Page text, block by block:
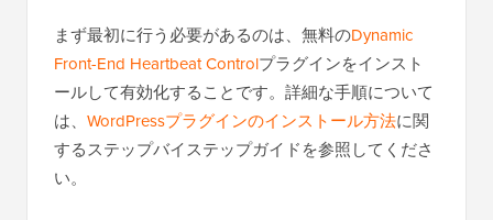
まず最初に行う必要があるのは、無料のDynamic
Front-End Heartbeat Controlプラグインをインスト
ールして有効化することです。詳細な手順について
は、 WordPressプラグインのインストール方法に関
するステップバイステップガイドを参照してくださ
い。